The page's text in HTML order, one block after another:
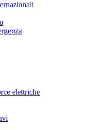
elettriche